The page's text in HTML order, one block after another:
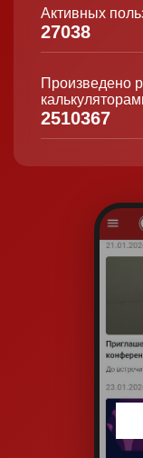
Активных
27038
Произведено
2510367